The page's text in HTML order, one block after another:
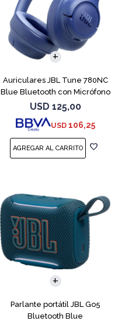
Auriculares JBL Tune 780NC
Blue Bluetooth con Micrófono
USD 125,00
USD 106,25
Parlante portátil JBL Go5
Bluetooth Blue